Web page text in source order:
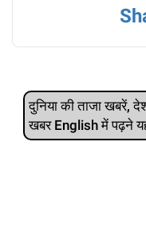
दुनिया की ताजा खबरें,
खबर English में पढ़ने